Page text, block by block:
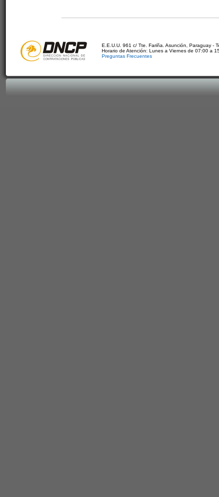
E.E.U.U. 961 c/ Tte. Fariña. Asunción, Paraguay -
Horario de Atención: Lunes a Viernes de 07:00 a
Preguntas Frecuentes